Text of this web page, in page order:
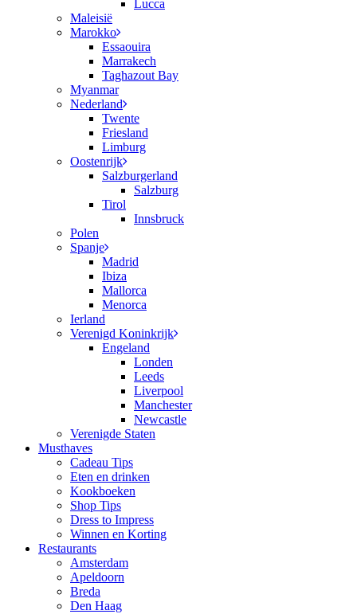
Lucca
Maleisië
Marokko
Essaouira
Marrakech
Taghazout Bay
Myanmar
Nederland
Twente
Friesland
Limburg
Oostenrijk
Salzburgerland
Salzburg
Tirol
Innsbruck
Polen
Spanje
Madrid
Ibiza
Mallorca
Menorca
Ierland
Verenigd Koninkrijk
Engeland
Londen
Leeds
Liverpool
Manchester
Newcastle
Verenigde Staten
Musthaves
Cadeau Tips
Eten en drinken
Kookboeken
Shop Tips
Dress to Impress
Winnen en Korting
Restaurants
Amsterdam
Apeldoorn
Breda
Den Haag